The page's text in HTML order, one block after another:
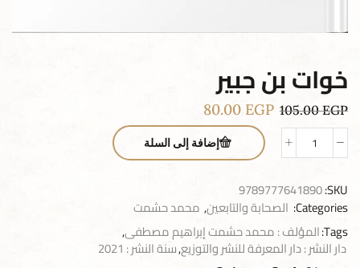
خوات بن جبير
105.00EGP
80.00 EGP
إضافة إلى السلة
SKU:
9789777641890
Categories: الصحابة والتابعين, محمد حشمت
Tags: المؤلف : محمد حشمت إبراهيم مصطفى,
دار النشر : دار المعرفة للنشر والتوزيع,سنة النشر : 2021